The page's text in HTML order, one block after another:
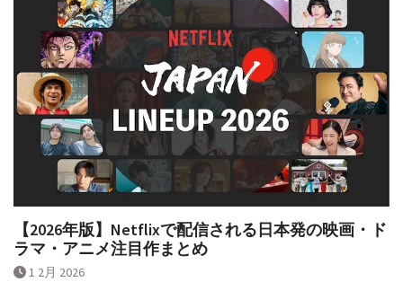
【2026年版】Netflixで配信される日本発の映画・ド
ラマ・アニメ注目作まとめ
1 2月 2026